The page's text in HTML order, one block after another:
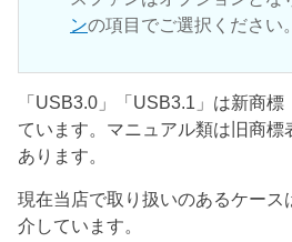
ンの項目でご選択ください。
「USB3.0」「USB3.1」は新商
ています。マニュアル類は旧商
あります。
現在当店で取り扱いのあるケース
介しています。